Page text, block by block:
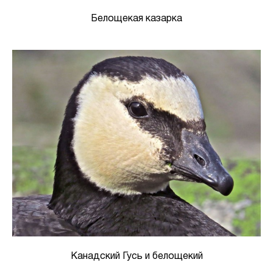
Белощекая казарка
Канадский Гусь и белощекий